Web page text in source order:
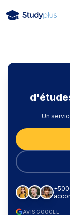
Un
AVIS GOOGLE